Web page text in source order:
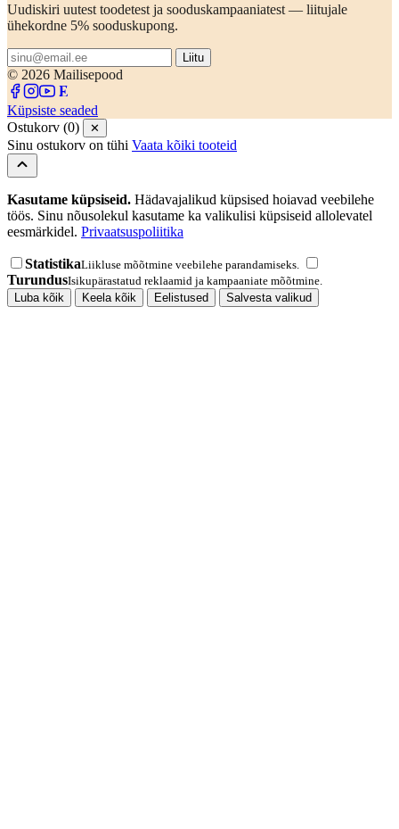
Uudiskiri uutest toodetest ja sooduskampaaniatest — liitujale
ühekordne 5% sooduskupong.
Liitu
© 2026 Mailisepood
Küpsiste seaded
Ostukorv (0)
✕
Sinu ostukorv on tühi Vaata kõiki tooteid
Kasutame küpsiseid. Hädavajalikud küpsised hoiavad veebilehe
töös. Sinu nõusolekul kasutame ka valikulisi küpsiseid allolevatel
eesmärkidel. Privaatsuspoliitika
StatistikaLiikluse mõõtmine veebilehe parandamiseks.
TurundusIsikupärastatud reklaamid ja kampaaniate mõõtmine.
Luba kõik
Keela kõik Eelistused Salvesta valikud